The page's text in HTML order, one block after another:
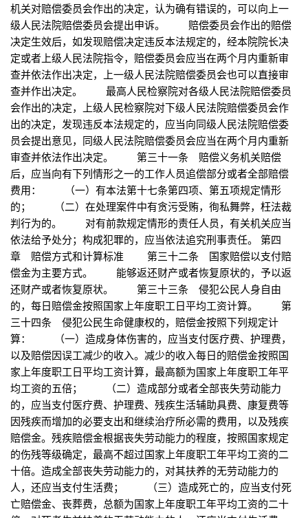
机关对赔偿委员会作出的决定，认为确有错误的，可以向上一
级人民法院赔偿委员会提出申诉。 赔偿委员会作出的赔偿
决定生效后，如发现赔偿决定违反本法规定的，经本院院长决
定或者上级人民法院指令，赔偿委员会应当在两个月内重新审
查并依法作出决定，上一级人民法院赔偿委员会也可以直接审
查并作出决定。 最高人民检察院对各级人民法院赔偿委员
会作出的决定，上级人民检察院对下级人民法院赔偿委员会作
出的决定，发现违反本法规定的，应当向同级人民法院赔偿委
员会提出意见，同级人民法院赔偿委员会应当在两个月内重新
审查并依法作出决定。 第三十一条 赔偿义务机关赔偿
后，应当向有下列情形之一的工作人员追偿部分或者全部赔偿
费用： （一）有本法第十七条第四项、第五项规定情形
的； （二）在处理案件中有贪污受贿，徇私舞弊，枉法裁
判行为的。 对有前款规定情形的责任人员，有关机关应当
依法给予处分；构成犯罪的，应当依法追究刑事责任。 第四
章 赔偿方式和计算标准 第三十二条 国家赔偿以支付赔
偿金为主要方式。 能够返还财产或者恢复原状的，予以返
还财产或者恢复原状。 第三十三条 侵犯公民人身自由
的，每日赔偿金按照国家上年度职工日平均工资计算。 第
三十四条 侵犯公民生命健康权的，赔偿金按照下列规定计
算： （一）造成身体伤害的，应当支付医疗费、护理费，
以及赔偿因误工减少的收入。减少的收入每日的赔偿金按照国
家上年度职工日平均工资计算，最高额为国家上年度职工年平
均工资的五倍； （二）造成部分或者全部丧失劳动能力
的，应当支付医疗费、护理费、残疾生活辅助具费、康复费等
因残疾而增加的必要支出和继续治疗所必需的费用，以及残疾
赔偿金。残疾赔偿金根据丧失劳动能力的程度，按照国家规定
的伤残等级确定，最高不超过国家上年度职工年平均工资的二
十倍。造成全部丧失劳动能力的，对其扶养的无劳动能力的
人，还应当支付生活费； （三）造成死亡的，应当支付死
亡赔偿金、丧葬费，总额为国家上年度职工年平均工资的二十